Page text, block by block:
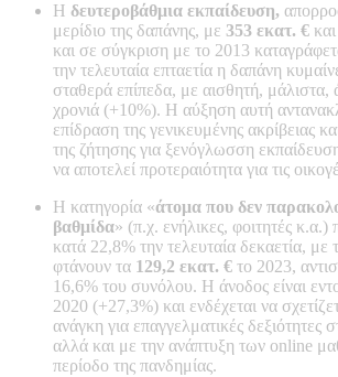
H δευτεροβάθμια εκπαίδευση,
μερίδιο της δαπάνης, με 353 εκατ. €
και σε σύγκριση με το 2013
την τελευταία επταετία η δαπάνη
σταθερά επίπεδα, με αισθητή, μάλιστα,
χρονιά (+10%). Η αύξηση αυτή
επίδραση της γενικευμένης ακρίβειας
της ζήτησης για ξενόγλωσση
να αποτελεί προτεραιότητα για τις
Η κατηγορία «άτομα που δεν
βαθμίδα» (π.χ. ενήλικες, φοιτητές
κατά 22,8% την τελευταία δεκαετία, με
φτάνουν τα 129,2 εκατ. € το 2023,
16,6% του συνόλου. Η άνοδος είναι
2020 (+27,3%) και ενδέχεται να
ανάγκη για επαγγελματικές δεξιότητες
αλλά και με την ανάπτυξη των online
περίοδο της πανδημίας.